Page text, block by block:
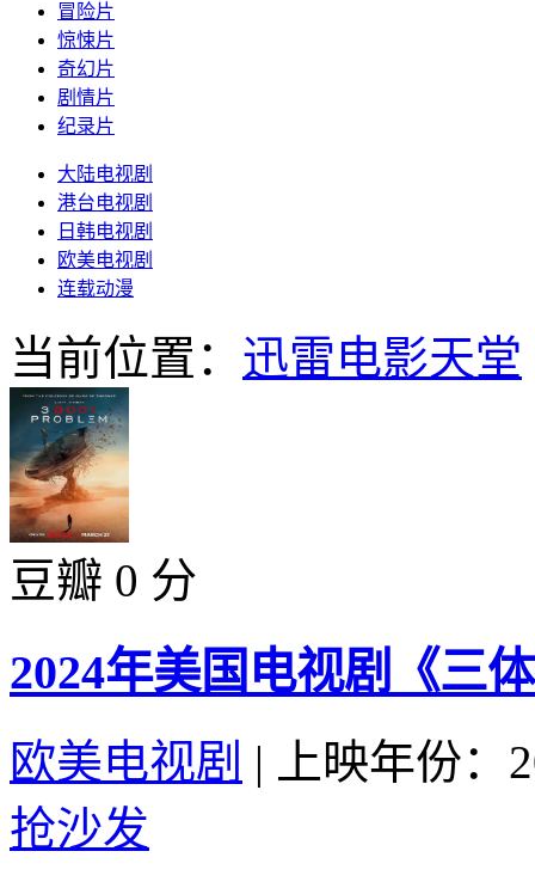
冒险片
惊悚片
奇幻片
剧情片
纪录片
大陆电视剧
港台电视剧
日韩电视剧
欧美电视剧
连载动漫
当前位置： 迅雷电影天堂
豆瓣 0 分
2024年美国电视剧《三
欧美电视剧 |
上映年份：
抢沙发